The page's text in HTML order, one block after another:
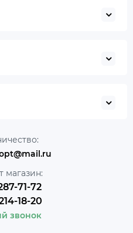
магазин:
71-72
18-20
звонок